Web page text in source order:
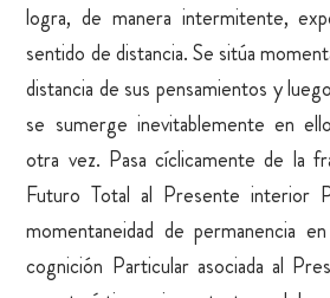
logra, de manera intermitente,
sentido de distancia. Se sitúa
distancia de sus pensamientos y
se sumerge inevitablemente en
otra vez. Pasa cíclicamente de la
Futuro Total al Presente interior
momentaneidad de permanencia
cognición Particular asociada al